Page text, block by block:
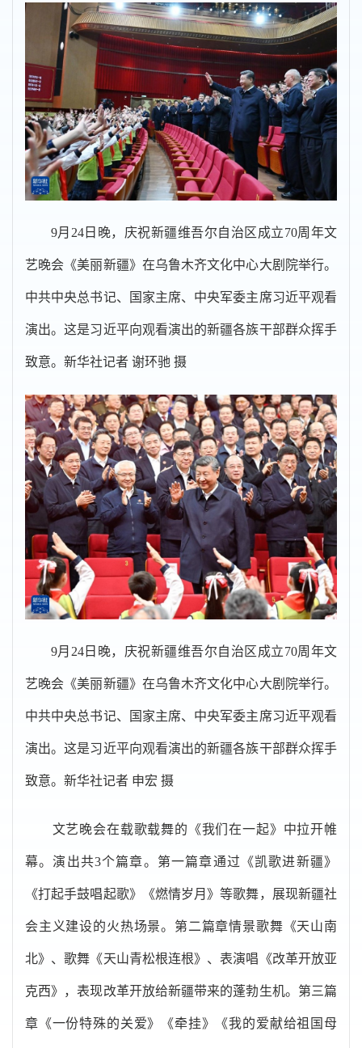
9月24日晚，庆祝新疆维吾尔自治区成立70周年文
艺晚会《美丽新疆》在乌鲁木齐文化中心大剧院举行。
中共中央总书记、国家主席、中央军委主席习近平观看
演出。这是习近平向观看演出的新疆各族干部群众挥手
致意。新华社记者 谢环驰 摄
9月24日晚，庆祝新疆维吾尔自治区成立70周年文
艺晚会《美丽新疆》在乌鲁木齐文化中心大剧院举行。
中共中央总书记、国家主席、中央军委主席习近平观看
演出。这是习近平向观看演出的新疆各族干部群众挥手
致意。新华社记者 申宏 摄
文艺晚会在载歌载舞的《我们在一起》中拉开帷
幕。演出共3个篇章。第一篇章通过《凯歌进新疆》
《打起手鼓唱起歌》《燃情岁月》等歌舞，展现新疆社
会主义建设的火热场景。第二篇章情景歌舞《天山南
北》、歌舞《天山青松根连根》、表演唱《改革开放亚
克西》，表现改革开放给新疆带来的蓬勃生机。第三篇
章《一份特殊的关爱》《牵挂》《我的爱献给祖国母